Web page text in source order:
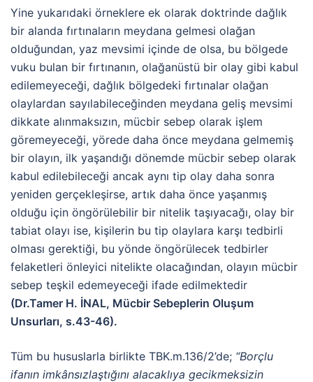
Yine yukarıdaki örneklere ek olarak doktrinde dağlık
bir alanda fırtınaların meydana gelmesi olağan
olduğundan, yaz mevsimi içinde de olsa, bu bölgede
vuku bulan bir fırtınanın, olağanüstü bir olay gibi kabul
edilemeyeceği, dağlık bölgedeki fırtınalar olağan
olaylardan sayılabileceğinden meydana geliş mevsimi
dikkate alınmaksızın, mücbir sebep olarak işlem
göremeyeceği, yörede daha önce meydana gelmemiş
bir olayın, ilk yaşandığı dönemde mücbir sebep olarak
kabul edilebileceği ancak aynı tip olay daha sonra
yeniden gerçekleşirse, artık daha önce yaşanmış
olduğu için öngörülebilir bir nitelik taşıyacağı, olay bir
tabiat olayı ise, kişilerin bu tip olaylara karşı tedbirli
olması gerektiği, bu yönde öngörülecek tedbirler
felaketleri önleyici nitelikte olacağından, olayın mücbir
sebep teşkil edemeyeceği ifade edilmektedir
(Dr.Tamer H. İNAL, Mücbir Sebeplerin Oluşum
Unsurları, s.43-46).
Tüm bu hususlarla birlikte TBK.m.136/2’de; “Borçlu
ifanın imkânsızlaştığını alacaklıya gecikmeksizin